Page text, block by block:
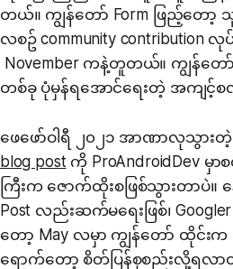
တယ်။ ကျွန်တော် Form ဖြည့်တော့
လစဥ် community contribution
November ကနဲ့တူတယ်။ ကျွန်တေ
တစ်ခု ပုံမှန်ရအောင်ရေးတဲ့ အကျင့်
ဖေဖော်ဝါရီ ၂၀၂၁ အာဏာလုသွာ
blog postကို ProAndroidDev မှာ
ကြီးက ဇောက်ထိုးစဖြစ်သွားတာပဲ
Post လည်းဆက်မရေးဖြစ်၊
တော့ May လမှာ ကျွန်တော် ထိုင်းက
ရောက်တော့ စိတ်ပြန်စုစည်းလို့ရလာ